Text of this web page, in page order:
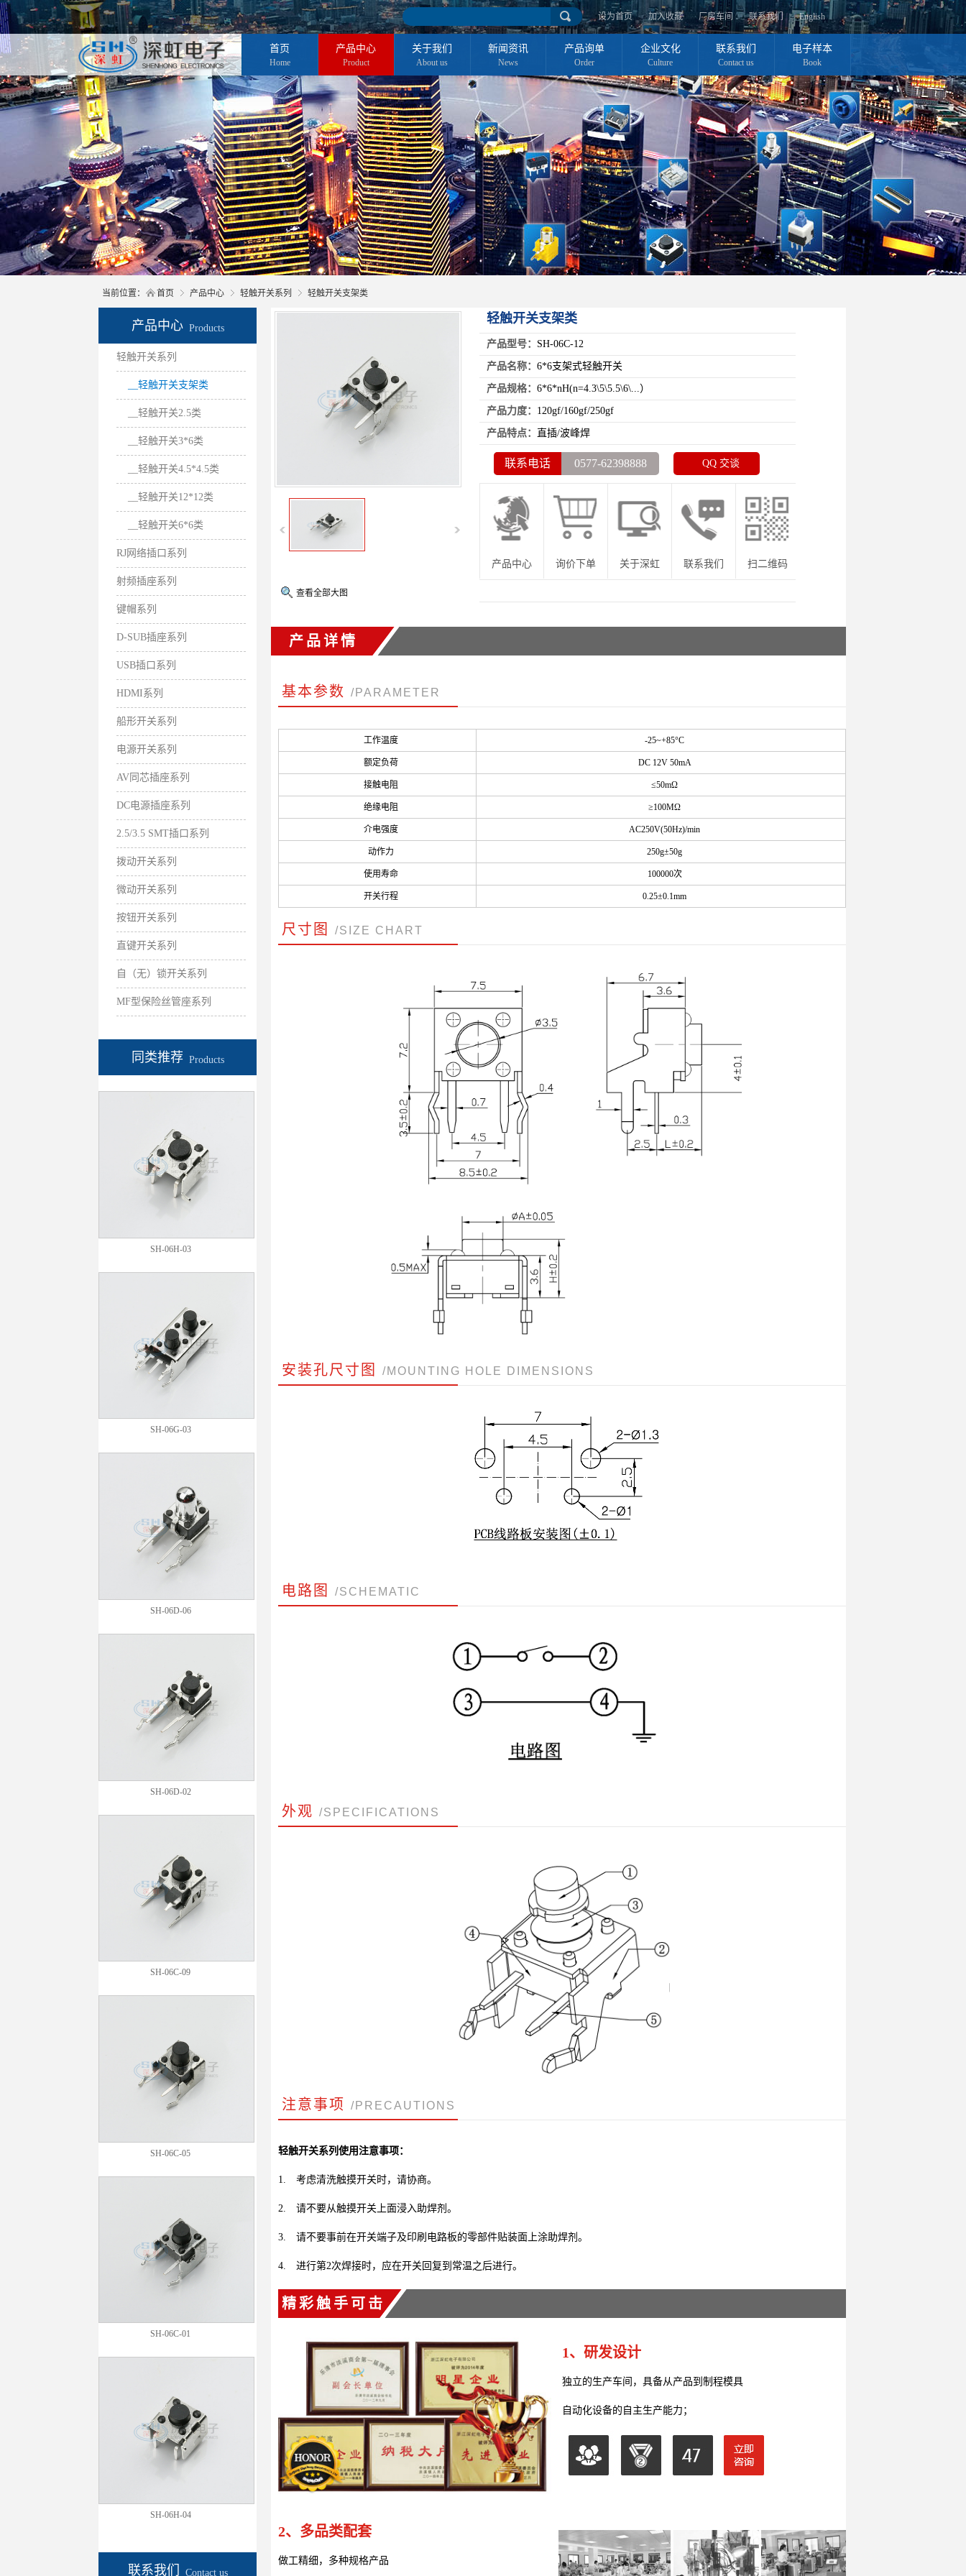
设为首页 加入收藏 厂房车间 联系我们 English
首页
Home
产品中心
Product
关于我们
About us
新闻资讯
News
产品询单
Order
企业文化
Culture
联系我们
Contact us
电子样本
Book
当前位置： 首页 产品中心 轻触开关系列 轻触开关支架类
产品中心 Products
轻触开关系列
__轻触开关支架类
__轻触开关2.5类
__轻触开关3*6类
__轻触开关4.5*4.5类
__轻触开关12*12类
__轻触开关6*6类
RJ网络插口系列
射频插座系列
键帽系列
D-SUB插座系列
USB插口系列
HDMI系列
船形开关系列
电源开关系列
AV同芯插座系列
DC电源插座系列
2.5/3.5 SMT插口系列
拨动开关系列
微动开关系列
按钮开关系列
直键开关系列
自（无）锁开关系列
MF型保险丝管座系列
同类推荐 Products
SH-06H-03
SH-06G-03
SH-06D-06
SH-06D-02
SH-06C-09
SH-06C-05
SH-06C-01
SH-06H-04
联系我们 Contact us
查看全部大图
轻触开关支架类
产品型号： SH-06C-12
产品名称： 6*6支架式轻触开关
产品规格： 6*6*nH(n=4.3\5\5.5\6\...）
产品力度： 120gf/160gf/250gf
产品特点： 直插/波峰焊
联系电话 0577-62398888 QQ 交谈
产品中心 询价下单 关于深虹 联系我们 扫二维码
产品详情
基本参数 /PARAMETER
工作温度 -25~+85°C
额定负荷 DC 12V 50mA
接触电阻 ≤50mΩ
绝缘电阻 ≥100MΩ
介电强度 AC250V(50Hz)/min
动作力 250g±50g
使用寿命 100000次
开关行程 0.25±0.1mm
尺寸图 /SIZE CHART
安装孔尺寸图 /MOUNTING HOLE DIMENSIONS
电路图 /SCHEMATIC
外观 /SPECIFICATIONS
注意事项 /PRECAUTIONS
轻触开关系列使用注意事项：
1. 考虑清洗触摸开关时，请协商。
2. 请不要从触摸开关上面浸入助焊剂。
3. 请不要事前在开关端子及印刷电路板的零部件贴装面上涂助焊剂。
4. 进行第2次焊接时，应在开关回复到常温之后进行。
精彩触手可击
1、研发设计
独立的生产车间，具备从产品到制程模具
自动化设备的自主生产能力；
2、多品类配套
做工精细，多种规格产品